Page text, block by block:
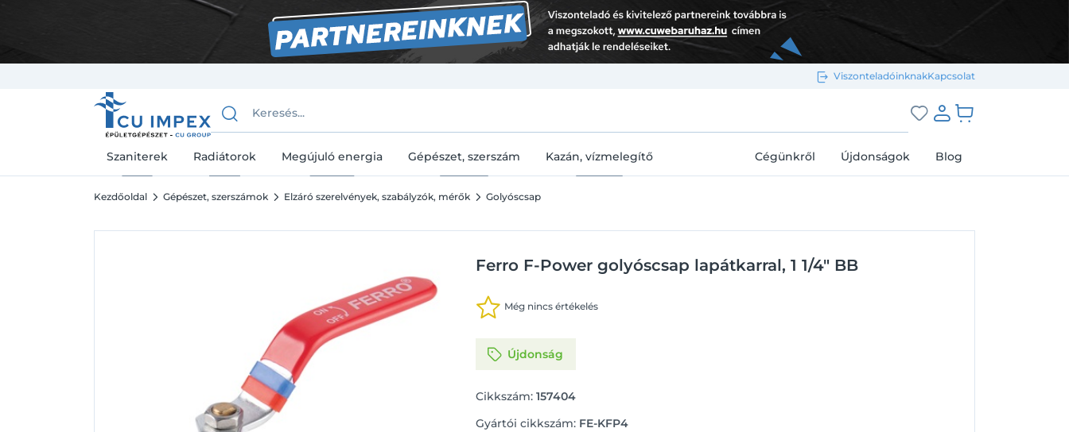
ViszonteladóinknakKapcsolat
Bejelentkezés e-mail-címmel
Szaniterek Radiátorok Megújuló energia Gépészet, szerszám Kazán, vízmelegítő Cégünkről Újdonságok Blog
Kezdőoldal Gépészet, szerszámok Elzáró szerelvények, szabályzók, mérők Golyóscsap
Ferro F-Power golyóscsap lapátkarral, 1 1/4" BB
Még nincs értékelés
Újdonság
Cikkszám: 157404
Gyártói cikkszám: FE-KFP4